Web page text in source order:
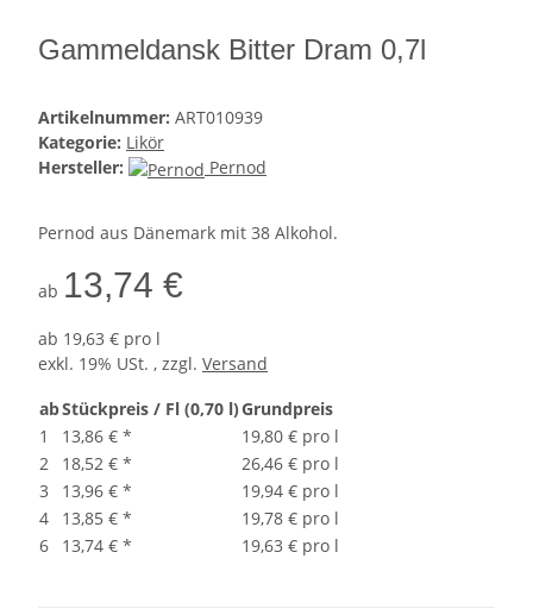
Gammeldansk Bitter Dram 0,7l
Artikelnummer: ART010939
Kategorie: Likör
Hersteller:
Pernod
Pernod aus Dänemark mit 38 Alkohol.
ab 13,74 €
ab 19,63 € pro l
exkl. 19% USt. , zzgl. Versand
abStückpreis / Fl (0,70 l)Grundpreis
1
13,86 € *
19,80 € pro l
2
18,52 € *
26,46 € pro l
3
13,96 € *
19,94 € pro l
4
13,85 € *
19,78 € pro l
6
13,74 € * 19,63 € pro l